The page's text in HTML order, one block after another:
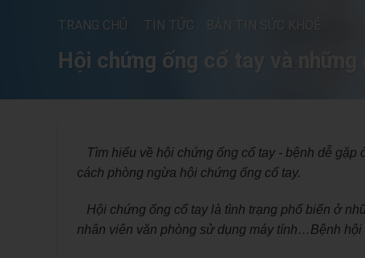
TRANG CHỦ TIN TỨC BẢN TIN SỨC KHOẺ
Hội chứng ống cổ tay và những
Tìm hiểu về hội chứng ống cổ tay - bệnh dễ gặp
cách phòng ngừa hội chứng ống cổ tay.
Hội chứng ống cổ tay là tình trạng phổ biến ở
nhân viên văn phòng sử dụng máy tính…Bệnh hội